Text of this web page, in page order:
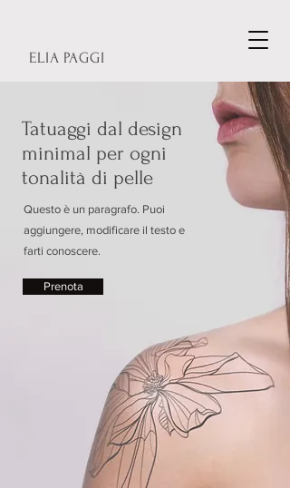
ELIA PAGGI
Tatuaggi dal design
minimal per ogni
tonalità di pelle
Questo è un paragrafo. Puoi
aggiungere, modificare il testo e
farti conoscere.
Prenota